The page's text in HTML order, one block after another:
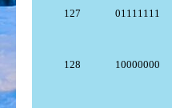
127 01111111
128 10000000